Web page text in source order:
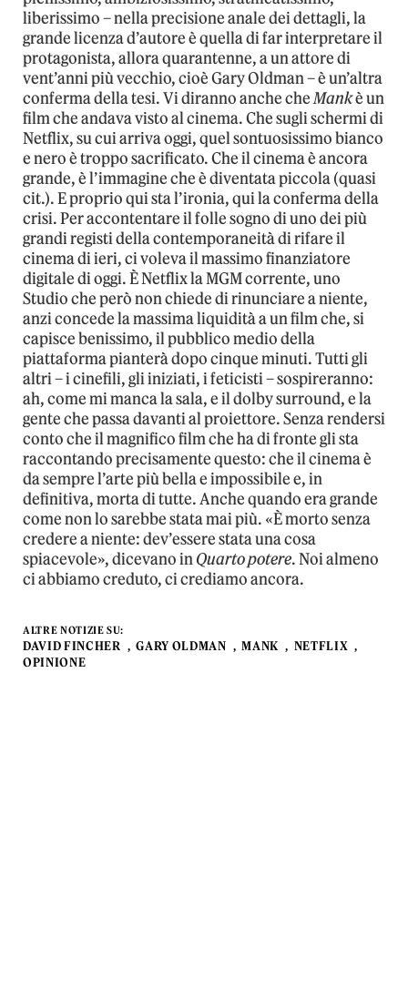
liberissimo – nella precisione anale dei dettagli, la
grande licenza d’autore è quella di far interpretare il
protagonista, allora quarantenne, a un attore di
vent’anni più vecchio, cioè Gary Oldman – è un’altra
conferma della tesi. Vi diranno anche cheMankè un
film che andava visto al cinema. Che sugli schermi di
Netflix, su cui arriva oggi, quel sontuosissimo bianco
e nero è troppo sacrificato. Che il cinema è ancora
grande, è l’immagine che è diventata piccola (quasi
cit.). E proprio qui sta l’ironia, qui la conferma della
crisi. Per accontentare il folle sogno di uno dei più
grandi registi della contemporaneità di rifare il
cinema di ieri, ci voleva il massimo finanziatore
digitale di oggi. È Netflix la MGM corrente, uno
Studio che però non chiede di rinunciare a niente,
anzi concede la massima liquidità a un film che, si
capisce benissimo, il pubblico medio della
piattaforma pianterà dopo cinque minuti. Tutti gli
altri – i cinefili, gli iniziati, i feticisti – sospireranno:
ah, come mi manca la sala, e il dolby surround, e la
gente che passa davanti al proiettore. Senza rendersi
conto che il magnifico film che ha di fronte gli sta
raccontando precisamente questo: che il cinema è
da sempre l’arte più bella e impossibile e, in
definitiva, morta di tutte. Anche quando era grande
come non lo sarebbe stata mai più. «È morto senza
credere a niente: dev’essere stata una cosa
spiacevole», dicevano inQuarto potere. Noi almeno
ci abbiamo creduto, ci crediamo ancora.
ALTRE NOTIZIE SU:
DAVID FINCHER GARY OLDMAN MANK
NETFLIX
OPINIONE